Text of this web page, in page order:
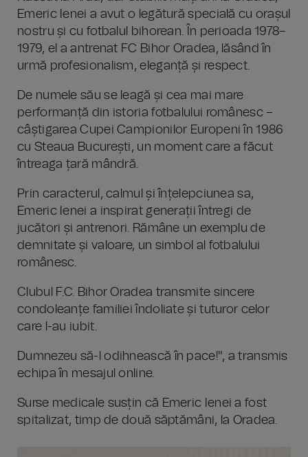
Emeric Ienei a avut o legătură specială cu orașul
nostru și cu fotbalul bihorean. În perioada 1978–
1979, el a antrenat FC Bihor Oradea, lăsând în
urmă profesionalism, eleganță și respect.
De numele său se leagă și cea mai mare
performanță din istoria fotbalului românesc –
câștigarea Cupei Campionilor Europeni în 1986
cu Steaua București, un moment care a făcut
întreaga țară mândră.
Prin caracterul, calmul și înțelepciunea sa,
Emeric Ienei a inspirat generații întregi de
jucători și antrenori. Rămâne un exemplu de
demnitate și valoare, un simbol al fotbalului
românesc.
Clubul F.C. Bihor Oradea transmite sincere
condoleanțe familiei îndoliate și tuturor celor
care l-au iubit.
Dumnezeu să-l odihnească în pace!", a transmis
echipa în mesajul online.
Surse medicale susțin că Emeric Ienei a fost
spitalizat, timp de două săptămâni, la Oradea.